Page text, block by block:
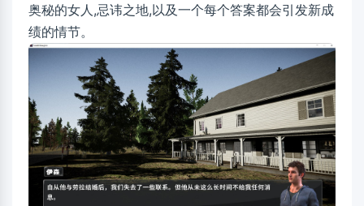
奥秘的女人,忌讳之地,以及一个每个答案都会引发新成
绩的情节。